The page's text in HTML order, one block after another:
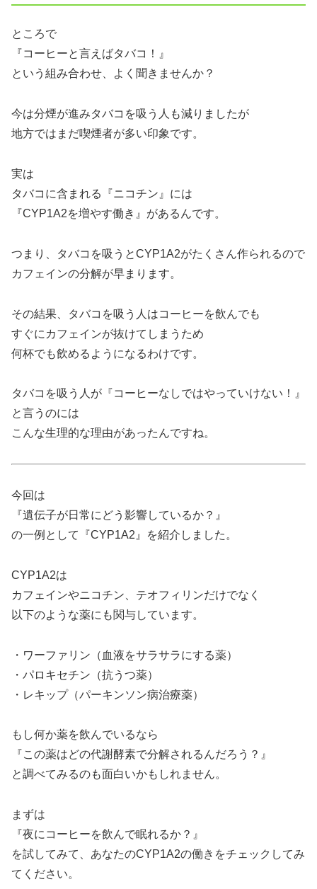
ところで
『コーヒーと言えばタバコ！』
という組み合わせ、よく聞きませんか？
今は分煙が進みタバコを吸う人も減りましたが
地方ではまだ喫煙者が多い印象です。
実は
タバコに含まれる『ニコチン』には
『CYP1A2を増やす働き』があるんです。
つまり、タバコを吸うとCYP1A2がたくさん作られるので
カフェインの分解が早まります。
その結果、タバコを吸う人はコーヒーを飲んでも
すぐにカフェインが抜けてしまうため
何杯でも飲めるようになるわけです。
タバコを吸う人が『コーヒーなしではやっていけない！』
と言うのには
こんな生理的な理由があったんですね。
今回は
『遺伝子が日常にどう影響しているか？』
の一例として『CYP1A2』を紹介しました。
CYP1A2は
カフェインやニコチン、テオフィリンだけでなく
以下のような薬にも関与しています。
・ワーファリン（血液をサラサラにする薬）
・パロキセチン（抗うつ薬）
・レキップ（パーキンソン病治療薬）
もし何か薬を飲んでいるなら
『この薬はどの代謝酵素で分解されるんだろう？』
と調べてみるのも面白いかもしれません。
まずは
『夜にコーヒーを飲んで眠れるか？』
を試してみて、あなたのCYP1A2の働きをチェックしてみ
てください。